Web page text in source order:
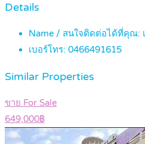
Details
Name / สนใจติดต่อได้ที่คุณ:
เบอร์โทร: 0466491615
Similar Properties
ขาย For Sale
649,000฿